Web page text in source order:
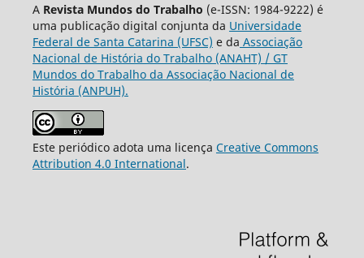
A Revista Mundos do Trabalho (e-ISSN: 1984-9222) é
uma publicação digital conjunta da Universidade
Federal de Santa Catarina (UFSC) e da Associação
Nacional de História do Trabalho (ANAHT) / GT
Mundos do Trabalho da Associação Nacional de
História (ANPUH).
Este periódico adota uma licença Creative Commons
Attribution 4.0 International.